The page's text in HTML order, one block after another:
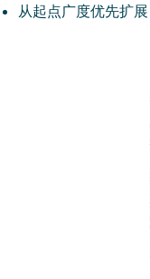
从起点广度优先扩